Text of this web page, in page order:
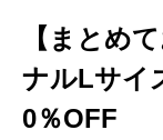
【まとめ
ナルLサイ
0％OFF